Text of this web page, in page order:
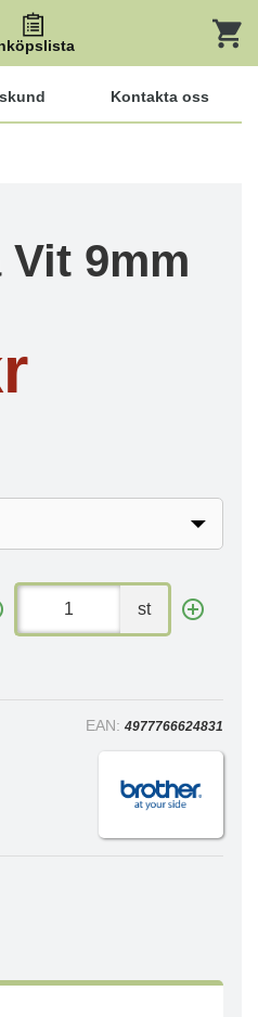
Kontakta oss
Vit 9mm
st
EAN: 4977766624831